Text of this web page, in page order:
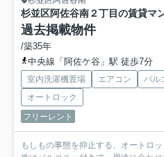
杉並区阿佐谷南２丁目の賃貸マ
過去掲載物件
/築35年
中央線「阿佐ケ谷」駅 徒歩7分
室内洗濯機置場 エアコン バル
オートロック
フリーレント
もしもの事態を抑止する、オートロ